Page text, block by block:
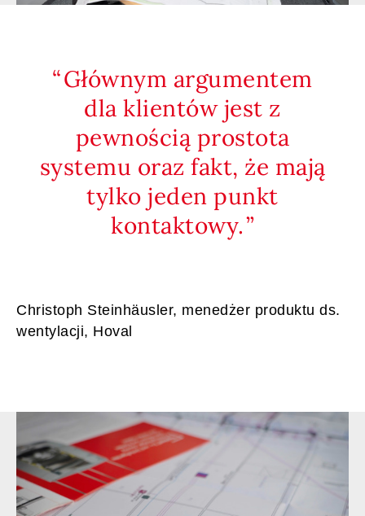
Głównym argumentem
dla klientów jest z
pewnością prostota
systemu oraz fakt, że mają
tylko jeden punkt
kontaktowy.
Christoph Steinhäusler, menedżer produktu ds.
wentylacji, Hoval